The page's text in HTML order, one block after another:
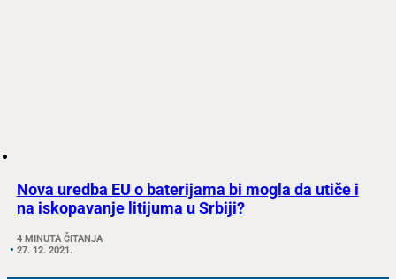
Nova uredba EU o baterijama bi mogla da utiče i
na iskopavanje litijuma u Srbiji?
4 MINUTA ČITANJA
27. 12. 2021.